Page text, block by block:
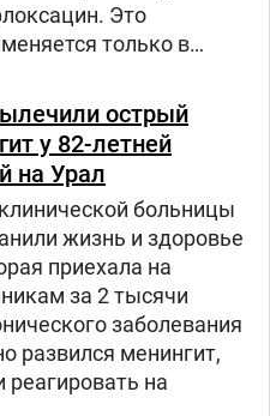
Это
только в
острый
у 82-летней
на Урал
больницы
жизнь и здоровье
приехала на
за 2 тысячи
заболевания
развился менингит,
реагировать на